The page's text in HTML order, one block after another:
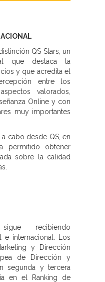
QS Stars, un
que destaca la
y que acredita el
entre los
valorados,
Online y con
muy importantes
cabo desde QS, en
permitido obtener
sobre la calidad
recibiendo
e internacional. Los
y Dirección
de Dirección y
segunda y tercera
en el Ranking de